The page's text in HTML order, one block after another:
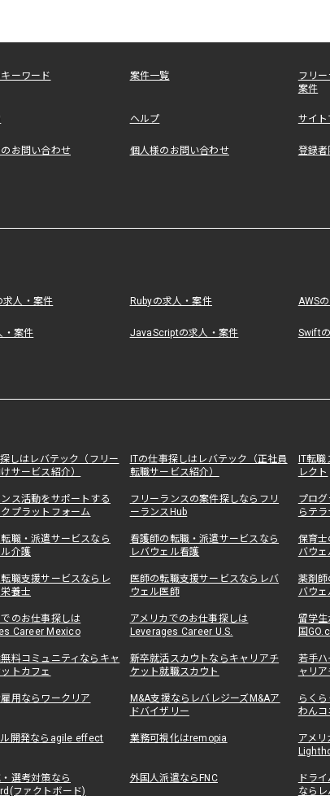
ーワード 案件一覧
フリ
案件
ヘルプ サイ
お問い合わせ 個人様のお問い合わせ 登録者
求人・案件 Rubyの求人・案件 AWS
・案件 JavaScriptの求人・案件 Swift
しはレバテック（フリー
サービス紹介）
ITの仕事探しはレバテック（正社員
転職サービス紹介）
IT転
レクト
ス活動をサポートする
クプラットフォーム
フリーランスの案件探しならフリ
ーランスHub
プロ
らテ
職・派遣サービスなら
ル介護
看護師の転職・派遣サービスなら
レバウェル看護
保育
バウ
職支援サービスならレ
養士
医師の転職支援サービスならレバ
ウェル医師
薬剤
バウ
のお仕事探しは
Career Mexico
アメリカでのお仕事探しは
Leverages Career U.S.
留学
国
料コミュニティならキャ
トカフェ
新卒就活スカウトならキャリアチ
ケット就職スカウト
若手
ャリ
用ならワークリア
M&A支援ならレバレジーズM&Aア
ドバイザリー
らく
わんコ
ル開発ならagile effect 業務可視化はremopia
アメ
選考対策なら
ファクトボード)
外国人派遣ならFNC
ドラ
なら